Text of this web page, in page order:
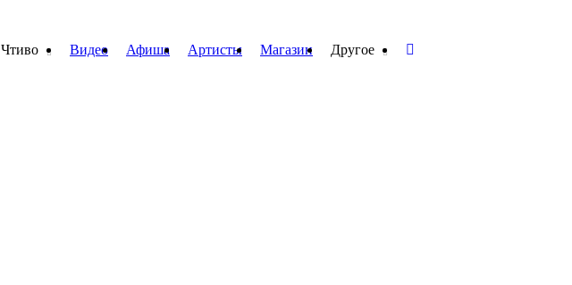
Чтиво Видео Афиша Артисты Магазин Другое